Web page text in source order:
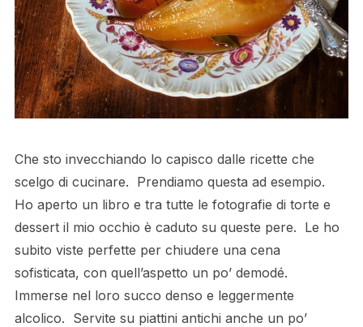
Che sto invecchiando lo capisco dalle ricette che
scelgo di cucinare. Prendiamo questa ad esempio.
Ho aperto un libro e tra tutte le fotografie di torte e
dessert il mio occhio è caduto su queste pere. Le ho
subito viste perfette per chiudere una cena
sofisticata, con quell’aspetto un po’ demodé.
Immerse nel loro succo denso e leggermente
alcolico. Servite su piattini antichi anche un po’